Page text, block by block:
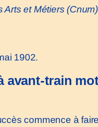
Arts et Métiers
1902.
avant-train
commence à faire